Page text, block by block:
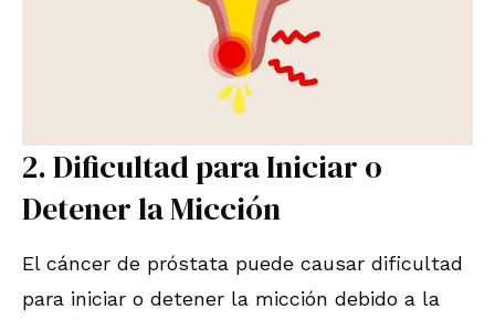
2. Dificultad para Iniciar o
Detener la Micción
El cáncer de próstata puede causar dificultad
para iniciar o detener la micción debido a la